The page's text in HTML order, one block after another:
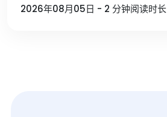
2026年08月05日 - 2 分钟阅读时长